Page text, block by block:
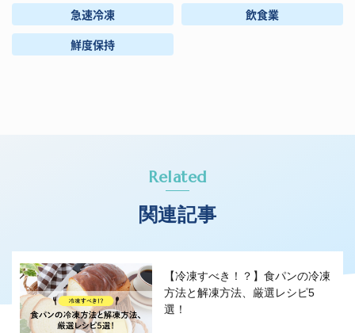
急速冷凍
飲食業
鮮度保持
Related
関連記事
【冷凍すべき！？】食パンの冷凍
方法と解凍方法、厳選レシピ5
選！